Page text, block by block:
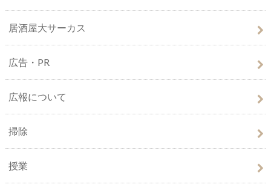
居酒屋大サーカス
広告・PR
広報について
掃除
授業